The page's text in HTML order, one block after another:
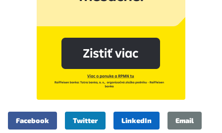
Facebook Twitter LinkedIn Email